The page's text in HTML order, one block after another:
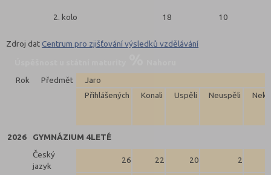
2. kolo 18 10
Zdroj datCentrum pro zjišťování výsledků vzdělávání
Rok
Předmět
Jaro
Přihlášených
Konali Uspěli Neuspěli
2026
GYMNÁZIUM 4LETÉ
Český
jazyk
26 22 20 2